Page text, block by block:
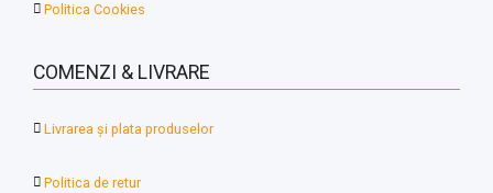
Politica Cookies
COMENZI & LIVRARE
Livrarea și plata produselor
Politica de retur